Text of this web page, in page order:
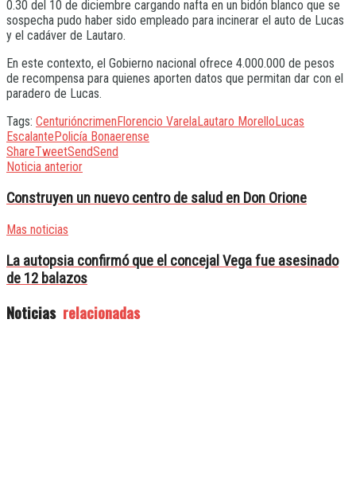
0.30 del 10 de diciembre cargando nafta en un bidón blanco que se
sospecha pudo haber sido empleado para incinerar el auto de Lucas
y el cadáver de Lautaro.
En este contexto, el Gobierno nacional ofrece 4.000.000 de pesos
de recompensa para quienes aporten datos que permitan dar con el
paradero de Lucas.
Tags: Centurióncrimen Florencio VarelaLautaro Morello Lucas
Escalante Policía Bonaerense
ShareTweetSendSend
Noticia anterior
Construyen un nuevo centro de salud en Don Orione
Mas noticias
La autopsia confirmó que el concejal Vega fue asesinado
de 12 balazos
Noticias relacionadas